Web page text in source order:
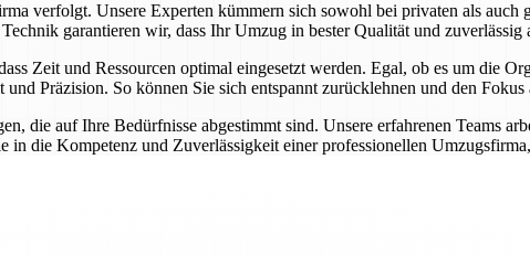
verfolgt. Unsere Experten kümmern sich sowohl bei privaten als
garantieren wir, dass Ihr Umzug in bester Qualität und
Zeit und Ressourcen optimal eingesetzt werden. Egal, ob es um die
Präzision. So können Sie sich entspannt zurücklehnen und den Fokus
die auf Ihre Bedürfnisse abgestimmt sind. Unsere erfahrenen Teams
die Kompetenz und Zuverlässigkeit einer professionellen